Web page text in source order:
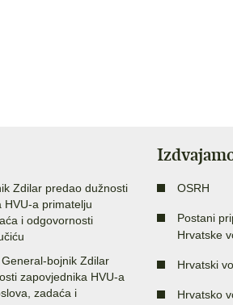
Zdilar predao dužnosti
HVU-a primatelju
i odgovornosti
bojnik Zdilar
zapovjednika HVU-a
zadaća i
OSRH
Postani
Hrvatske
Hrvatski
Hrvatsko